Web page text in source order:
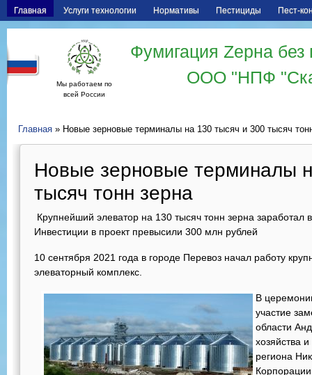
Главная Услуги технологии Нормативы Пестициды Пест-
Мы работаем по
всей России
Фумигация Zерна
ООО "НПФ
Главная » Новые зерновые терминалы на 130 тысяч и 300 тысяч
Новые зерновые терминалы
тысяч тонн зерна
Крупнейший элеватор на 130 тысяч тонн зерна заработал
Инвестиции в проект превысили 300 млн рублей
10 сентября 2021 года в городе Перевоз начал работу
элеваторный комплекс.
В
участие
области
хозяйства
региона